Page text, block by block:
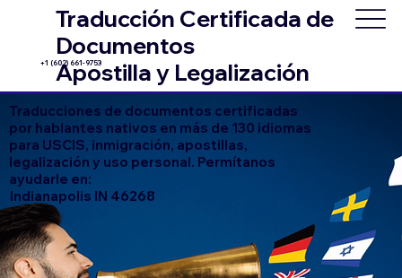
Traducción Certificada de
Documentos
Apostilla y Legalización
+1 (602) 661-9753
Traducciones de documentos certificadas
por hablantes nativos en más de 130 idiomas
para USCIS, inmigración, apostillas,
legalización y uso personal. Permítanos
ayudarle en:
Indianapolis IN 46268